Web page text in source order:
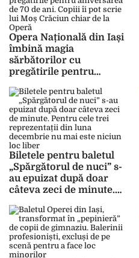
italian
Opera Națională din Iași
îmbină magia
sărbătorilor cu
pregătirile pentru
Copiii îi pot scrie lui Moș
Crăciun chiar de la
Operă
Biletele pentru baletul
„Spărgătorul de nuci” s-
au epuizat după doar
câteva zeci de minute.
reprezentații din luna
decembrie nu mai este
niciun loc liber